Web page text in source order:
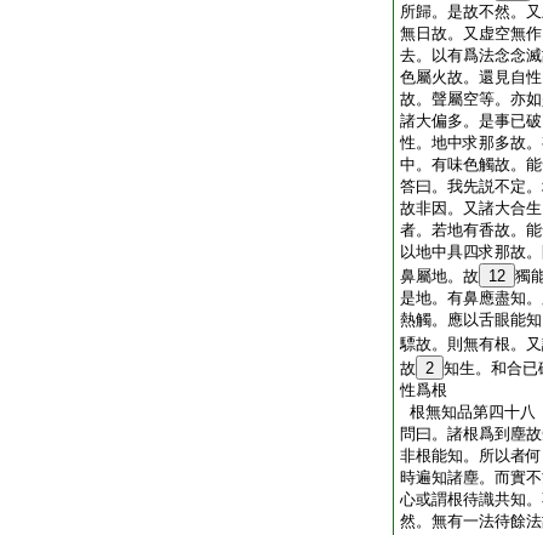
所歸。是故不然。
無日故。又虚空無
去。以有爲法念念
色屬火故。還見自
故。聲屬空等。亦
諸大偏多。是事已
性。地中求那多故
中。有味色觸故。
答曰。我先説不定
故非因。又諸大合
者。若地有香故。
以地中具四求那故
鼻屬地。故
12 獨
是地。有鼻應盡知
熱觸。應以舌眼能
驃故。則無有根。
故 2 知生。和合已
性爲根
根無知品第四十八
問曰。諸根爲到塵
非根能知。所以者
時遍知諸塵。而實
心或謂根待識共知
然。無有一法待餘